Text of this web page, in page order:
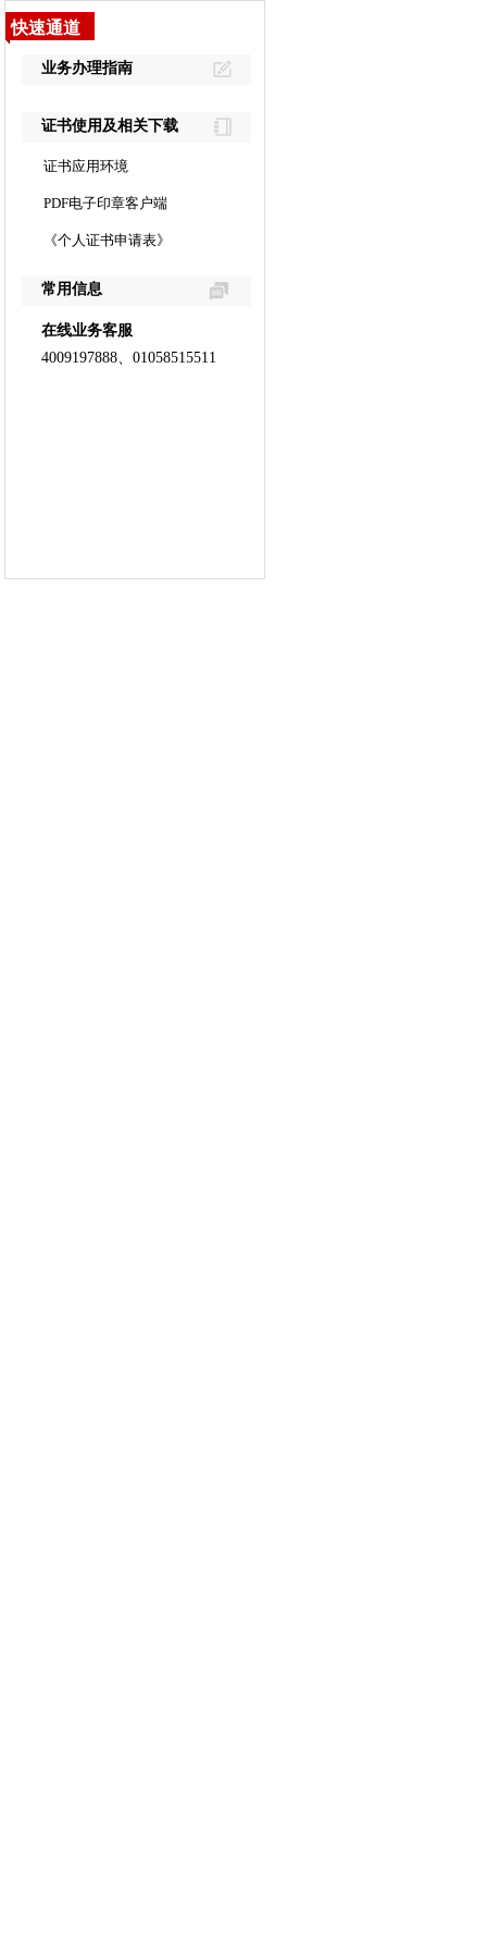
快速通道
业务办理指南
证书使用及相关下载
证书应用环境
PDF电子印章客户端
《个人证书申请表》
常用信息
在线业务客服
4009197888、01058515511